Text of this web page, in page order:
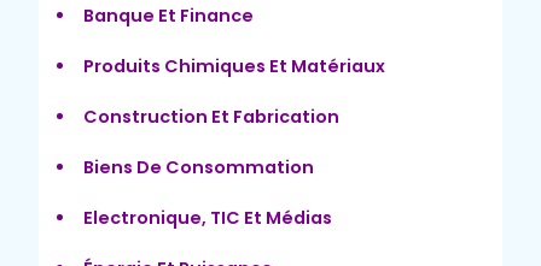
Banque Et Finance
Produits Chimiques Et Matériaux
Construction Et Fabrication
Biens De Consommation
Electronique, TIC Et Médias